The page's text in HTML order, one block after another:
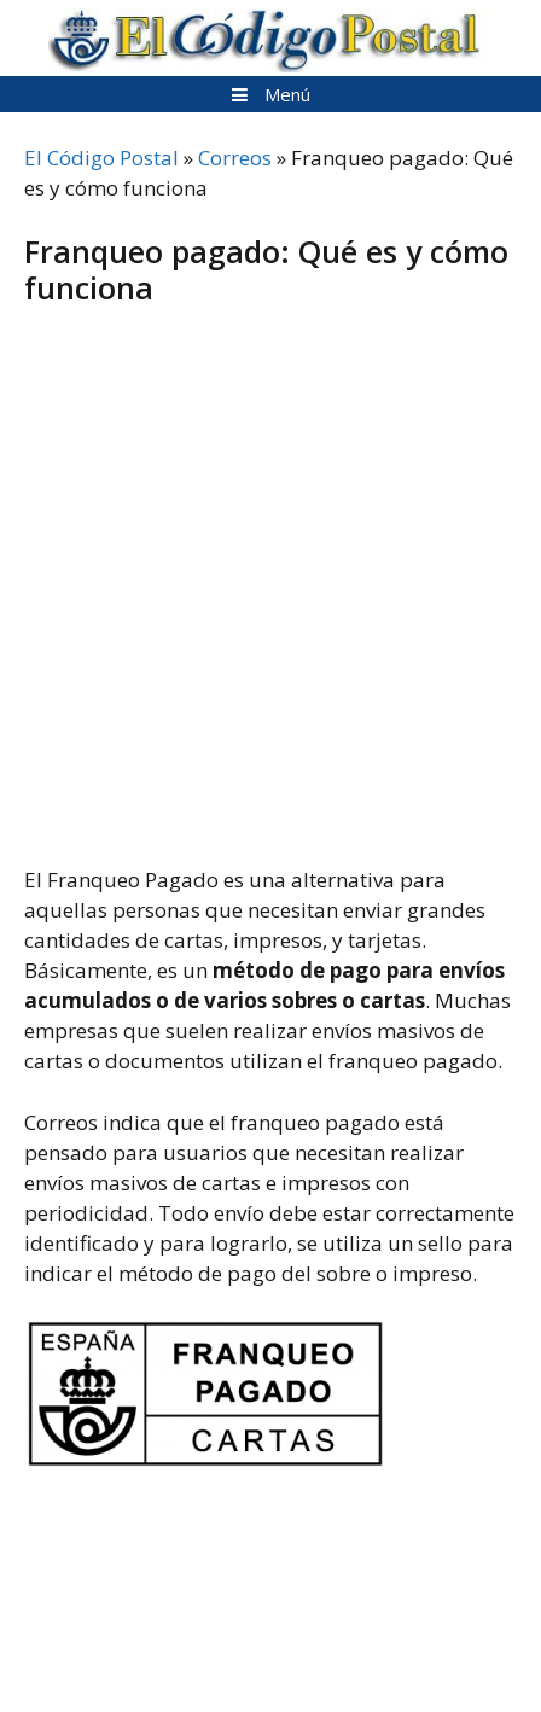
contenido
Menú
El Código Postal »Correos » Franqueo pagado: Qué
es y cómo funciona
Franqueo pagado: Qué es y cómo
funciona
El Franqueo Pagado es una alternativa para
aquellas personas que necesitan enviar grandes
cantidades de cartas, impresos, y tarjetas.
Básicamente, es un método de pago para envíos
acumulados o de varios sobres o cartas. Muchas
empresas que suelen realizar envíos masivos de
cartas o documentos utilizan el franqueo pagado.
Correos indica que el franqueo pagado está
pensado para usuarios que necesitan realizar
envíos masivos de cartas e impresos con
periodicidad. Todo envío debe estar correctamente
identificado y para lograrlo, se utiliza un sello para
indicar el método de pago del sobre o impreso.